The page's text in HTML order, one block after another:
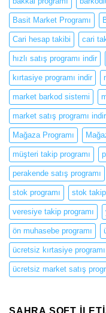
Basit Market Programı
Cari hesap takibi cari
hızlı satış programı indir
kırtasiye programı indir
market barkod sistemi
market satış programı indir
Mağaza Programı
müşteri takip programı
perakende satış programı
stok programı stok takip
veresiye takip programı
ön muhasebe programı
ücretsiz kırtasiye programı
ücretsiz market satış